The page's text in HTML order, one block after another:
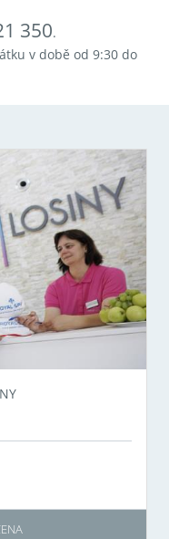
350.
v době od 9:30 do